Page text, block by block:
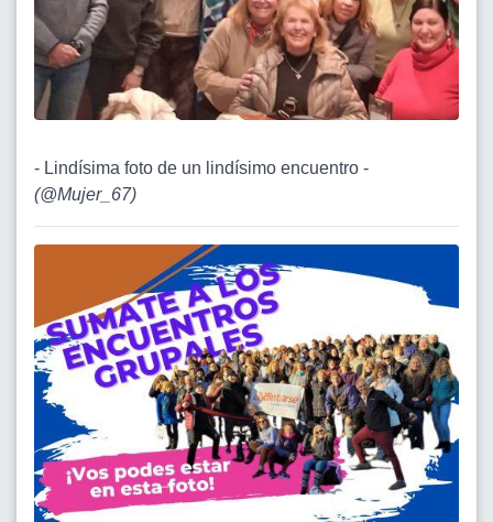
- Lindísima foto de un lindísimo encuentro -
(@Mujer_67)